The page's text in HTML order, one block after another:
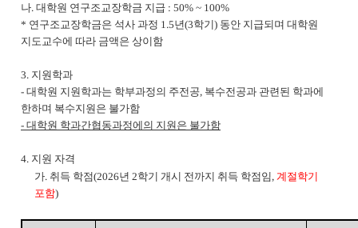
나.대학원 연구조교장학금 지급 : 50% ~ 100%
* 연구조교장학금은 석사 과정 1.5년(3학기) 동안 지급되며 대학원
지도교수에 따라 금액은 상이함
3. 지원학과
-대학원 지원학과는 학부과정의 주전공, 복수전공과 관련된 학과에
한하며 복수지원은 불가함
-대학원 학과간협동과정에의 지원은 불가함
4. 지원 자격
가. 취득 학점(2026년 2학기 개시 전까지 취득 학점임, 계절학기
포함)